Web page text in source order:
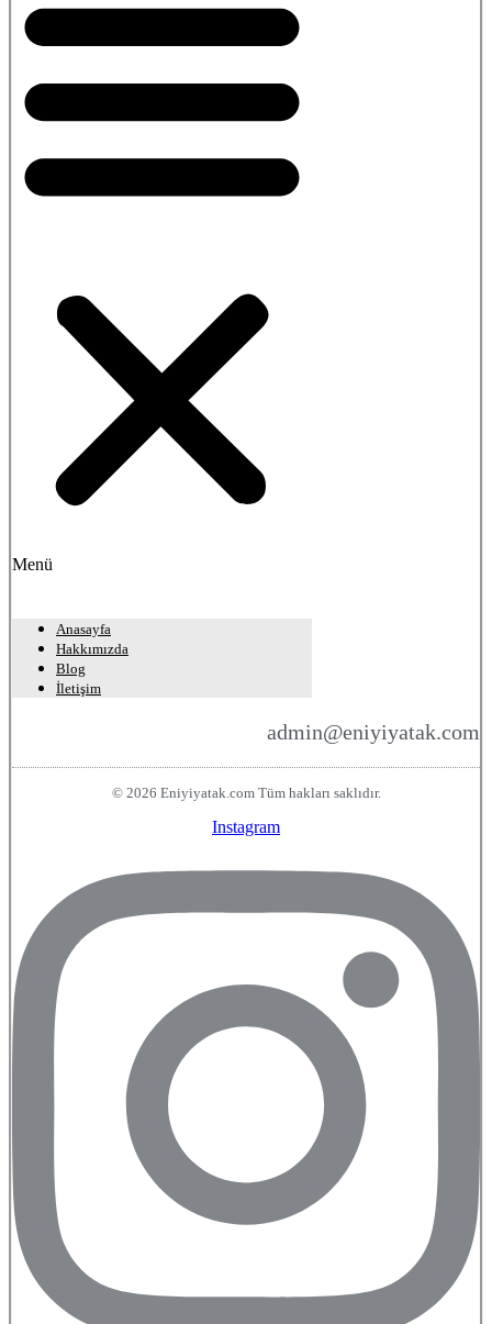
Menü
Anasayfa
Hakkımızda
Blog
İletişim
admin@eniyiyatak.com
© 2026 Eniyiyatak.com Tüm hakları saklıdır.
Instagram